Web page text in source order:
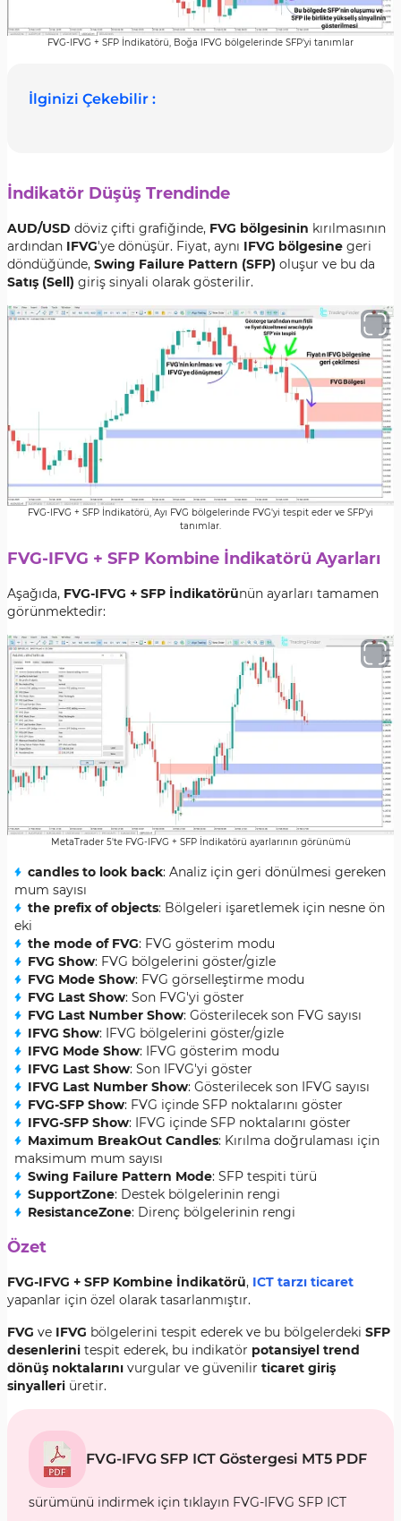
FVG-IFVG + SFP İndikatörü, Boğa IFVG bölgelerinde SFP'yi tanımlar
İlginizi Çekebilir :
İndikatör Düşüş Trendinde
AUD/USD döviz çifti grafiğinde, FVG bölgesinin kırılmasının
ardından IFVG'ye dönüşür. Fiyat, aynı IFVG bölgesine geri
döndüğünde, Swing Failure Pattern (SFP) oluşur ve bu da
Satış (Sell) giriş sinyali olarak gösterilir.
FVG-IFVG + SFP İndikatörü, Ayı FVG bölgelerinde FVG'yi tespit eder ve SFP'yi
tanımlar.
FVG-IFVG + SFP Kombine İndikatörü Ayarları
Aşağıda, FVG-IFVG + SFP İndikatörünün ayarları tamamen
görünmektedir:
MetaTrader 5'te FVG-IFVG + SFP İndikatörü ayarlarının görünümü
candles to look back: Analiz için geri dönülmesi gereken
mum sayısı
the prefix of objects: Bölgeleri işaretlemek için nesne ön
eki
the mode of FVG: FVG gösterim modu
FVG Show: FVG bölgelerini göster/gizle
FVG Mode Show: FVG görselleştirme modu
FVG Last Show: Son FVG'yi göster
FVG Last Number Show: Gösterilecek son FVG sayısı
IFVG Show: IFVG bölgelerini göster/gizle
IFVG Mode Show: IFVG gösterim modu
IFVG Last Show: Son IFVG'yi göster
IFVG Last Number Show: Gösterilecek son IFVG sayısı
FVG-SFP Show: FVG içinde SFP noktalarını göster
IFVG-SFP Show: IFVG içinde SFP noktalarını göster
Maximum BreakOut Candles: Kırılma doğrulaması için
maksimum mum sayısı
Swing Failure Pattern Mode: SFP tespiti türü
SupportZone: Destek bölgelerinin rengi
ResistanceZone: Direnç bölgelerinin rengi
Özet
FVG-IFVG + SFP Kombine İndikatörü, ICT tarzı ticaret
yapanlar için özel olarak tasarlanmıştır.
FVG ve IFVG bölgelerini tespit ederek ve bu bölgelerdeki SFP
desenlerini tespit ederek, bu indikatör potansiyel trend
dönüş noktalarını vurgular ve güvenilir ticaret giriş
sinyalleri üretir.
FVG-IFVG SFP ICT Göstergesi MT5 PDF
sürümünü indirmek için tıklayın FVG-IFVG SFP ICT